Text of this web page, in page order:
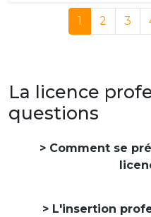
1 2 3
La licence
questions
L'insertion professionnelle avec une